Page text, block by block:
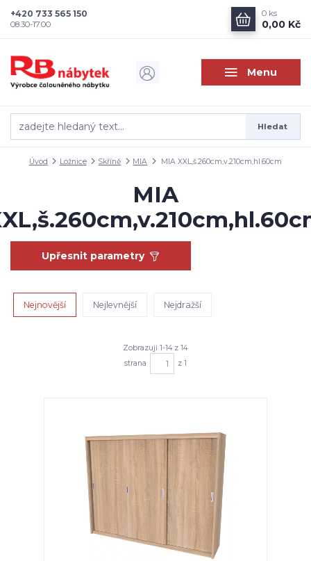
Menu
Hledat
+420 733 565 150
08.30-17.00
0 ks
0,00 Kč
Úvod Ložnice Skříně MIA MIA XXL,š.260cm,v.210cm,hl.60cm
MIA
Upřesnit parametry
Nejnovější Nejlevnější Nejdražší
Zobrazuji 1-14 z 14
strana
z 1